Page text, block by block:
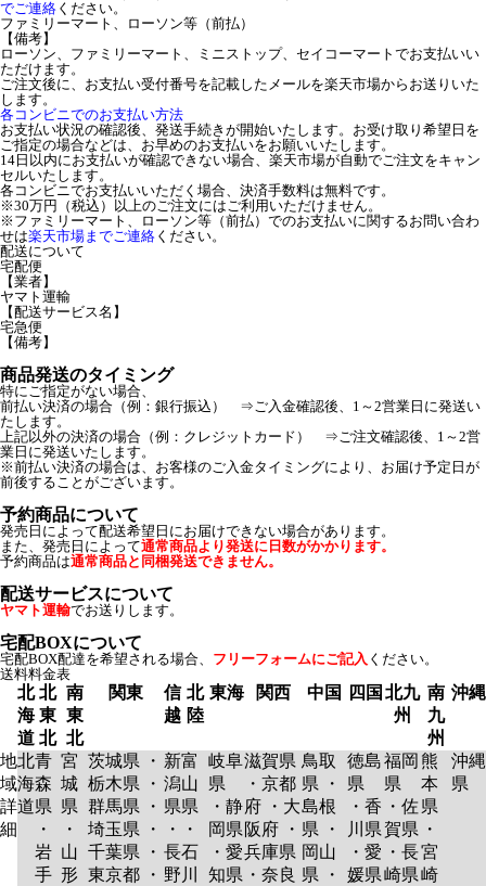
でご連絡 ください。
ファミリーマート、ローソン等（前払）
【備考】
ローソン、ファミリーマート、ミニストップ、セイコーマートでお支払いい
ただけます。
ご注文後に、お支払い受付番号を記載したメールを楽天市場からお送りいた
します。
各コンビニでのお支払い方法
お支払い状況の確認後、発送手続きが開始いたします。お受け取り希望日を
ご指定の場合などは、お早めのお支払いをお願いいたします。
14日以内にお支払いが確認できない場合、楽天市場が自動でご注文をキャン
セルいたします。
各コンビニでお支払いいただく場合、決済手数料は無料です。
※30万円（税込）以上のご注文にはご利用いただけません。
※ファミリーマート、ローソン等（前払）でのお支払いに関するお問い合わ
せは楽天市場までご連絡 ください。
配送について
宅配便
【業者】
ヤマト運輸
【配送サービス名】
宅急便
【備考】
商品発送のタイミング
特にご指定がない場合、
前払い決済の場合（例：銀行振込） ⇒ご入金確認後、1～2営業日に発送い
たします。
上記以外の決済の場合（例：クレジットカード） ⇒ご注文確認後、1～2営
業日に発送いたします。
※前払い決済の場合は、お客様のご入金タイミングにより、お届け予定日が
前後することがございます。
予約商品について
発売日によって配送希望日にお届けできない場合があります。
また、発売日によって通常商品より発送に日数がかかります。
予約商品は通常商品と同梱発送できません。
配送サービスについて
ヤマト運輸でお送りします。
宅配BOXについて
宅配BOX配達を希望される場合、 フリーフォームにご記入 ください。
送料料金表
北
海
道
北
東
北
南
東
北
関東
信
越
北
陸
東海 関西 中国 四国 北九
州
南
九
州
沖縄
地
域
詳
細
北
海
道
青
森
県
・
岩
手
宮
城
県
・
山
形
茨城県 ・
栃木県 ・
群馬県 ・
埼玉県 ・
千葉県 ・
東京都 ・
新
潟
県
・
長
野
富
山
県
・
石
川
岐阜
県
・静
岡県
・愛
知県
滋賀県
・京都
府 ・大
阪府 ・
兵庫県
・奈良
鳥取
県 ・
島根
県 ・
岡山
県 ・
徳島
県
・香
川県
・愛
媛県
福岡
県
・佐
賀県
・長
崎県
熊
本
県
・
宮
崎
沖縄
県